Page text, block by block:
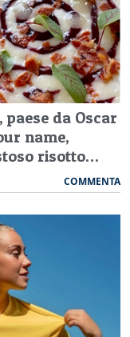
paese da Oscar
name,
risotto…
COMMENTA